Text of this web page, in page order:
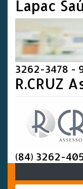
Lapac
3262-3478 -
R.CRUZ
(84) 3262-